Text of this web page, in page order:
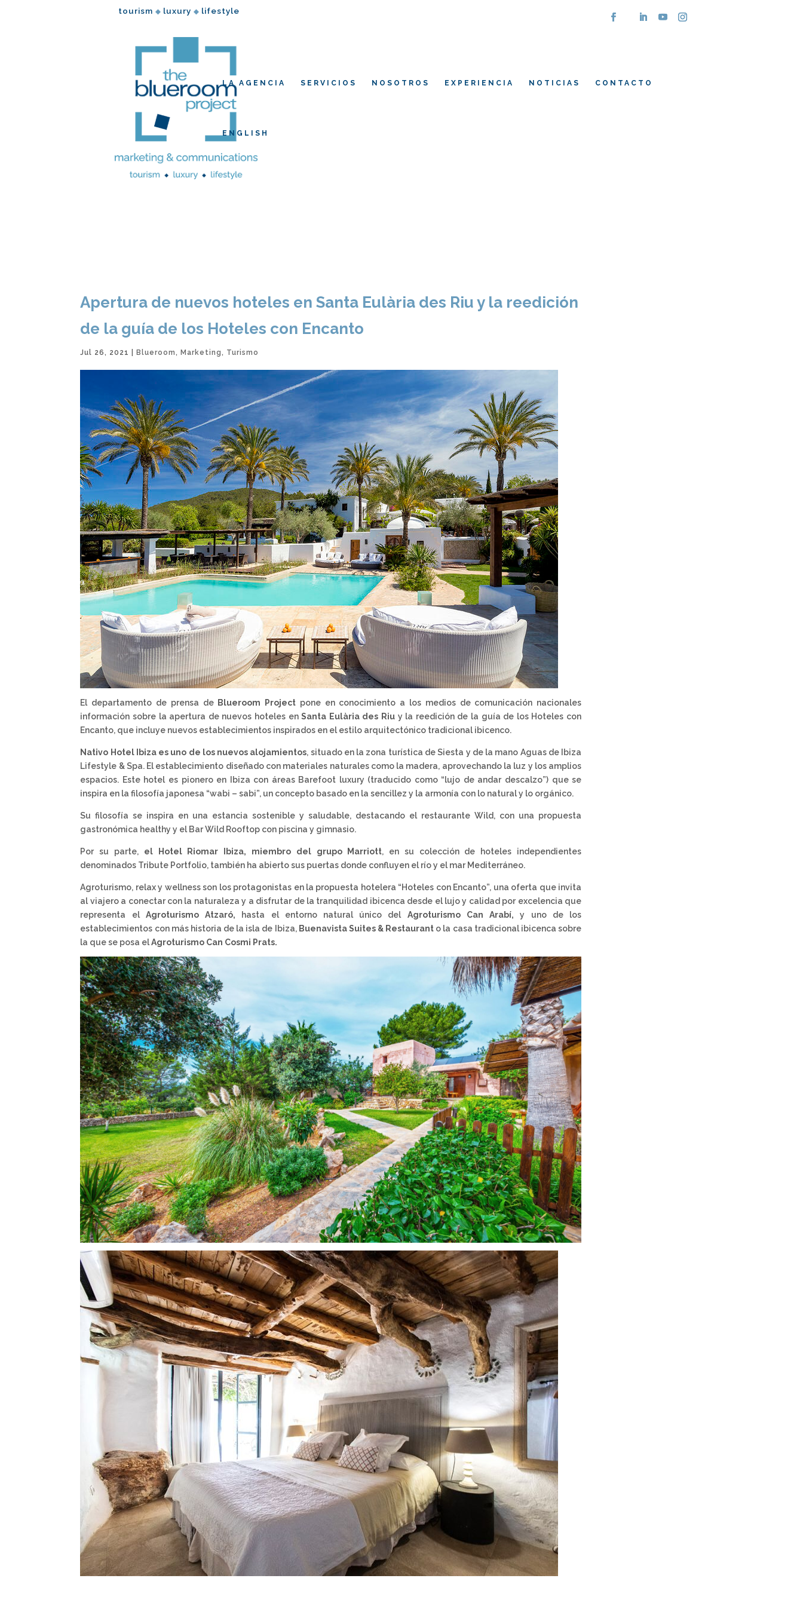
tourism ◆ luxury ◆ lifestyle
LA AGENCIA SERVICIOS NOSOTROS EXPERIENCIA NOTICIAS CONTACTO
ENGLISH
Apertura de nuevos hoteles en Santa Eulària des Riu y la reedición
de la guía de los Hoteles con Encanto
Jul 26, 2021 Blueroom, Marketing, Turismo
El departamento de prensa de Blueroom Project pone en conocimiento a los medios de comunicación nacionales
información sobre la apertura de nuevos hoteles enSanta Eulària des Riu y la reedición de la guía de los Hoteles con
Encanto, que incluye nuevos establecimientos inspirados en el estilo arquitectónico tradicional ibicenco.
Nativo Hotel Ibiza es uno de los nuevos alojamientos, situado en la zona turística de Siesta y de la mano Aguas de Ibiza
Lifestyle & Spa. El establecimiento diseñado con materiales naturales como la madera, aprovechando la luz y los amplios
espacios. Este hotel es pionero en Ibiza con áreas Barefoot luxury (traducido como “lujo de andar descalzo”) que se
inspira en la filosofía japonesa “wabi – sabi”, un concepto basado en la sencillez y la armonía con lo natural y lo orgánico.
Su filosofía se inspira en una estancia sostenible y saludable, destacando el restaurante Wild, con una propuesta
gastronómica healthy y el Bar Wild Rooftop con piscina y gimnasio.
Por su parte, el Hotel Riomar Ibiza, miembro del grupo Marriott, en su colección de hoteles independientes
denominados Tribute Portfolio, también ha abierto sus puertas donde confluyen el río y el mar Mediterráneo.
Agroturismo, relax y wellness son los protagonistas en la propuesta hotelera “Hoteles con Encanto”, una oferta que invita
al viajero a conectar con la naturaleza y a disfrutar de la tranquilidad ibicenca desde el lujo y calidad por excelencia que
representa el Agroturismo Atzaró, hasta el entorno natural único del Agroturismo Can Arabí,y uno de los
establecimientos con más historia de la isla de Ibiza, Buenavista Suites & Restaurant o la casa tradicional ibicenca sobre
la que se posa elAgroturismo Can Cosmi Prats.